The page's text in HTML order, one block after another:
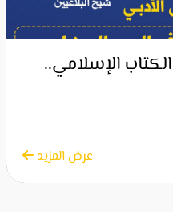
الإسلامي..
عرض المزيد